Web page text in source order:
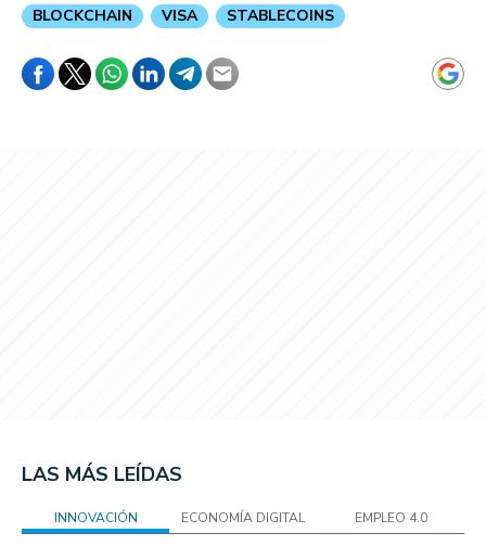
BLOCKCHAIN VISA STABLECOINS
LAS MÁS LEÍDAS
INNOVACIÓN ECONOMÍA DIGITAL EMPLEO 4.0